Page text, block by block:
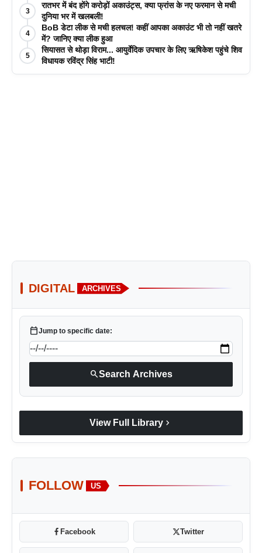
3
रातभर में बंद होंगे करोड़ों अकाउंट्स, क्या फ्रांस के नए फरमान से मची
दुनिया भर में खलबली!
4
BoB डेटा लीक से मची हलचल! कहीं आपका अकाउंट भी तो नहीं खतरे
में? जानिए क्या लीक हुआ
5
सियासत से थोड़ा विराम... आयुर्वेदिक उपचार के लिए ऋषिकेश पहुंचे शिव
विधायक रविंद्र सिंह भाटी!
DIGITAL ARCHIVES
calendar_todayJump to specific date:
searchSearch Archives
View Full Library chevron_right
FOLLOW US
Facebook Twitter